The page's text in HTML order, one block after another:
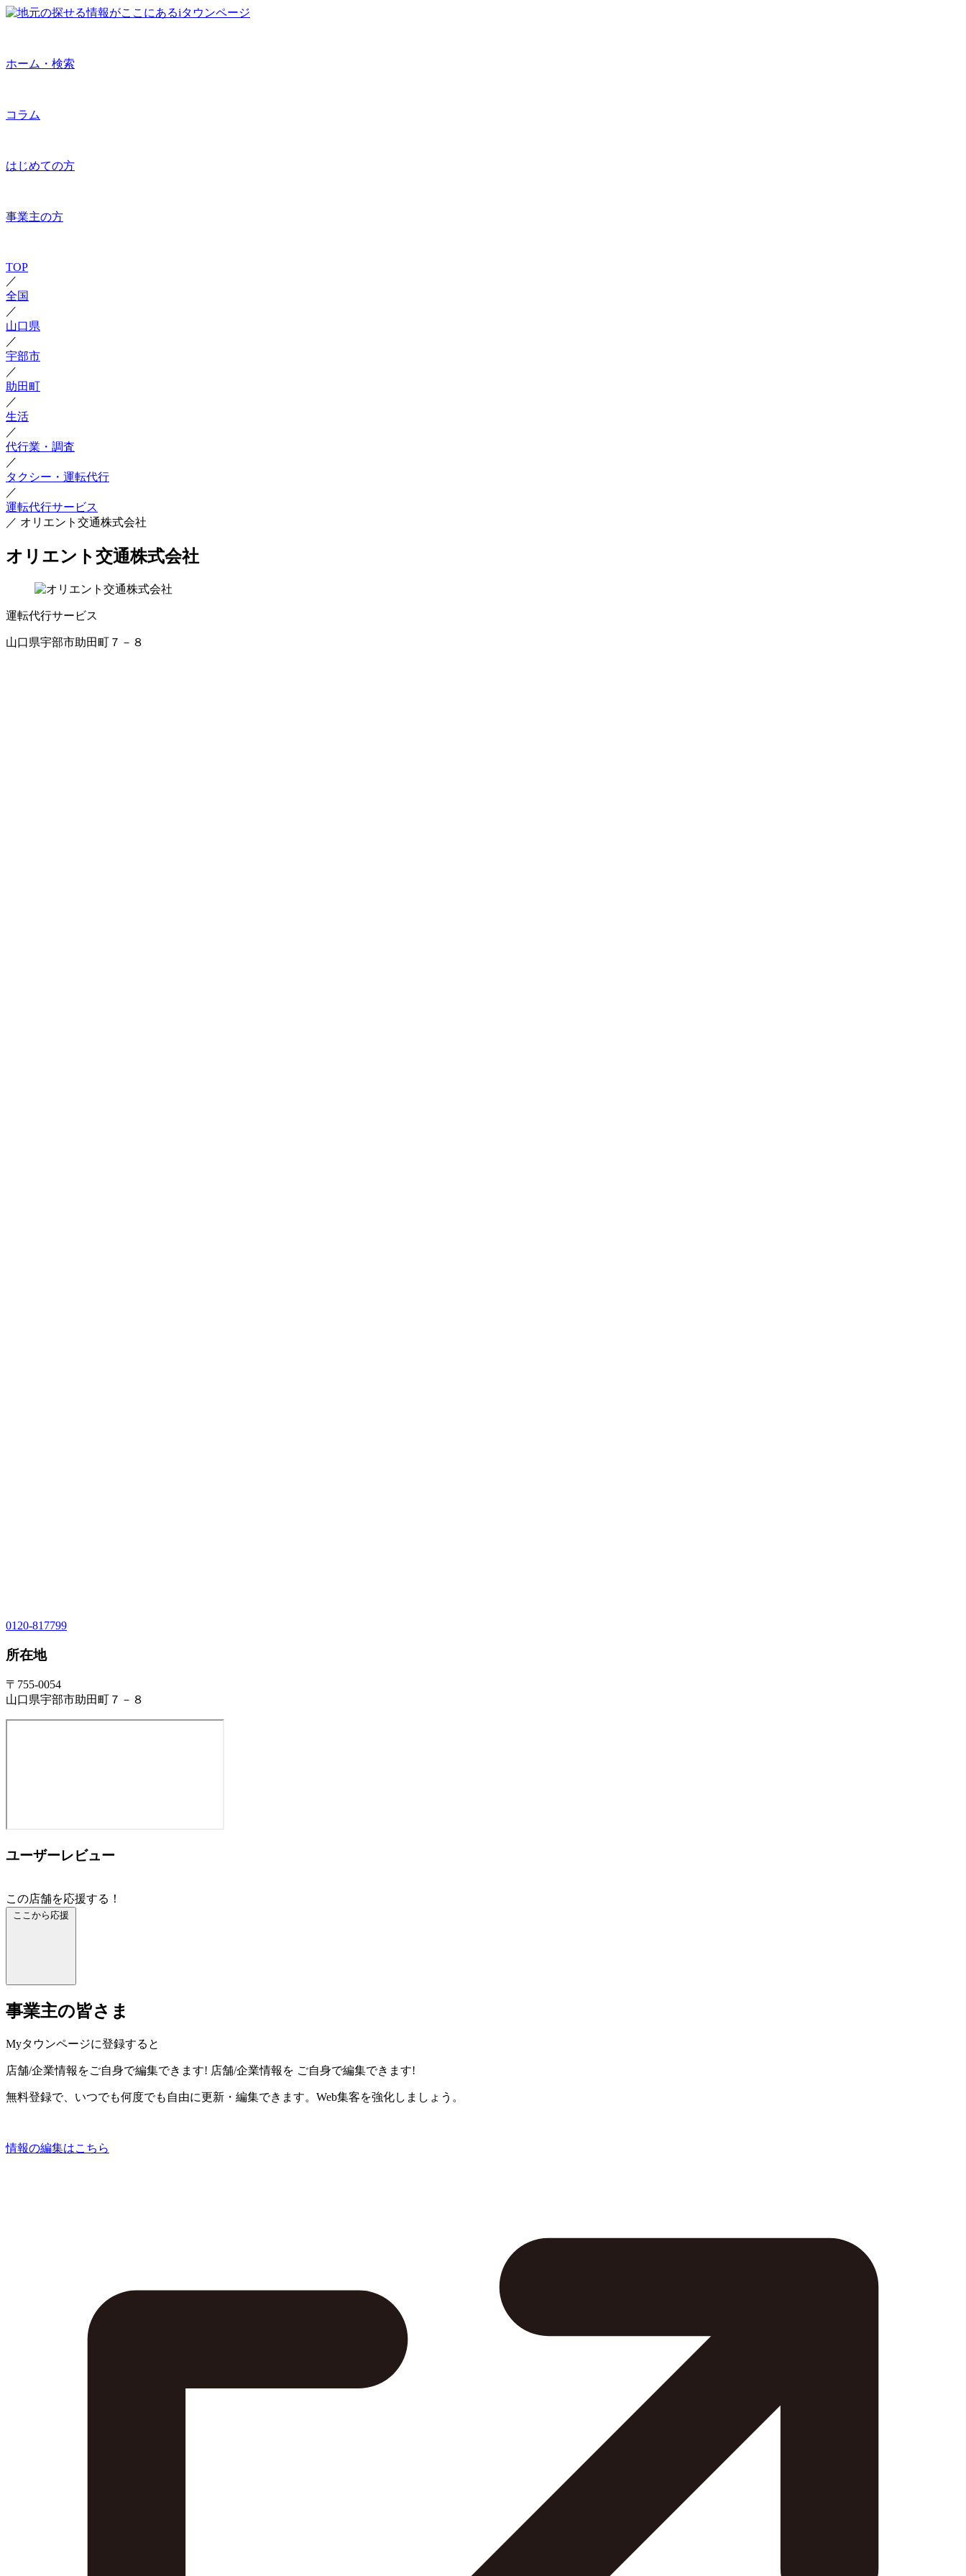
ホーム・検索
コラム
はじめての方
事業主の方
TOP
／
全国
／
山口県
／
宇部市
／
助田町
／
生活
／
代行業・調査
／
タクシー・運転代行
／
運転代行サービス
／ オリエント交通株式会社
オリエント交通株式会社
運転代行サービス
山口県宇部市助田町７－８
0120-817799
所在地
〒755-0054
山口県宇部市助田町７－８
ユーザーレビュー
この店舗を応援する！
ここから応援
事業主の皆さま
Myタウンページに登録すると
店舗/企業情報をご自身で編集できます! 店舗/企業情報を ご自身で編集できます!
無料登録で、いつでも何度でも自由に更新・編集できます。Web集客を強化しましょう。
情報の編集はこちら